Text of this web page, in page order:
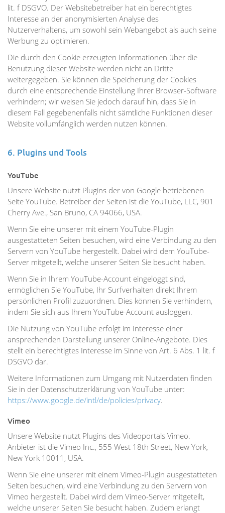
lit. f DSGVO. Der Websitebetreiber hat ein berechtigtes
Interesse an der anonymisierten Analyse des
Nutzerverhaltens, um sowohl sein Webangebot als auch seine
Werbung zu optimieren.
Die durch den Cookie erzeugten Informationen über die
Benutzung dieser Website werden nicht an Dritte
weitergegeben. Sie können die Speicherung der Cookies
durch eine entsprechende Einstellung Ihrer Browser-Software
verhindern; wir weisen Sie jedoch darauf hin, dass Sie in
diesem Fall gegebenenfalls nicht sämtliche Funktionen dieser
Website vollumfänglich werden nutzen können.
6. Plugins und Tools
YouTube
Unsere Website nutzt Plugins der von Google betriebenen
Seite YouTube. Betreiber der Seiten ist die YouTube, LLC, 901
Cherry Ave., San Bruno, CA 94066, USA.
Wenn Sie eine unserer mit einem YouTube-Plugin
ausgestatteten Seiten besuchen, wird eine Verbindung zu den
Servern von YouTube hergestellt. Dabei wird dem YouTube-
Server mitgeteilt, welche unserer Seiten Sie besucht haben.
Wenn Sie in Ihrem YouTube-Account eingeloggt sind,
ermöglichen Sie YouTube, Ihr Surfverhalten direkt Ihrem
persönlichen Profil zuzuordnen. Dies können Sie verhindern,
indem Sie sich aus Ihrem YouTube-Account ausloggen.
Die Nutzung von YouTube erfolgt im Interesse einer
ansprechenden Darstellung unserer Online-Angebote. Dies
stellt ein berechtigtes Interesse im Sinne von Art. 6 Abs. 1 lit. f
DSGVO dar.
Weitere Informationen zum Umgang mit Nutzerdaten finden
Sie in der Datenschutzerklärung von YouTube unter:
https://www.google.de/intl/de/policies/privacy.
Vimeo
Unsere Website nutzt Plugins des Videoportals Vimeo.
Anbieter ist die Vimeo Inc., 555 West 18th Street, New York,
New York 10011, USA.
Wenn Sie eine unserer mit einem Vimeo-Plugin ausgestatteten
Seiten besuchen, wird eine Verbindung zu den Servern von
Vimeo hergestellt. Dabei wird dem Vimeo-Server mitgeteilt,
welche unserer Seiten Sie besucht haben. Zudem erlangt